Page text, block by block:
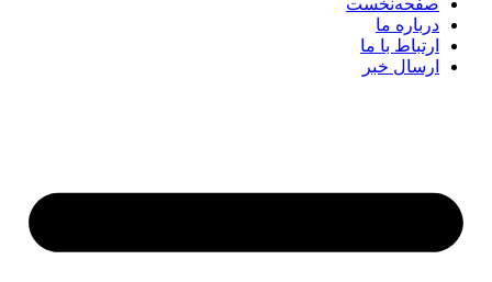
درباره ما
ارتباط با ما
ارسال خبر